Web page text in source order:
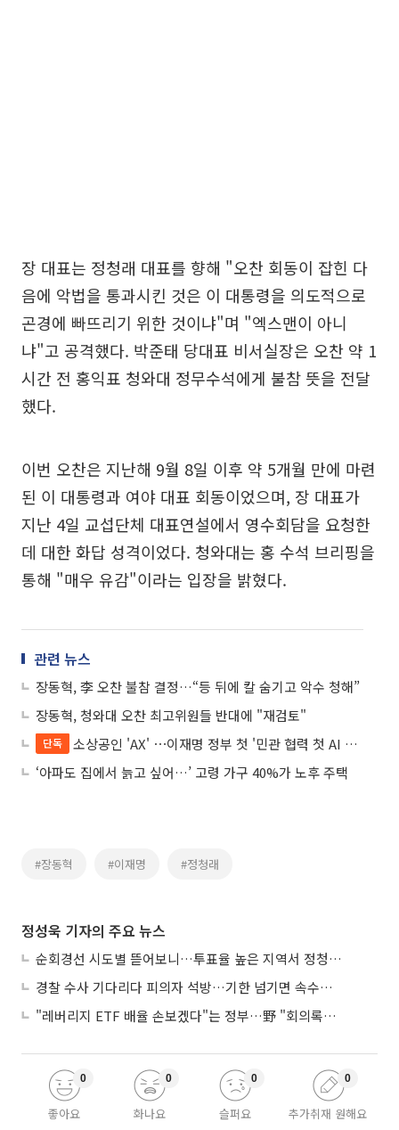
장 대표는 정청래 대표를 향해 "오찬 회동이 잡힌 다
음에 악법을 통과시킨 것은 이 대통령을 의도적으로
곤경에 빠뜨리기 위한 것이냐"며 "엑스맨이 아니
냐"고 공격했다. 박준태 당대표 비서실장은 오찬 약 1
시간 전 홍익표 청와대 정무수석에게 불참 뜻을 전달
했다.
이번 오찬은 지난해 9월 8일 이후 약 5개월 만에 마련
된 이 대통령과 여야 대표 회동이었으며, 장 대표가
지난 4일 교섭단체 대표연설에서 영수회담을 요청한
데 대한 화답 성격이었다. 청와대는 홍 수석 브리핑을
통해 "매우 유감"이라는 입장을 밝혔다.
관련 뉴스
장동혁, 李 오찬 불참 결정…“등 뒤에 칼 숨기고 악수 청해”
장동혁, 청와대 오찬 최고위원들 반대에 "재검토"
단독
소상공인 'AX' ⋯이재명 정부 첫 '민관 협력 첫 AI 모델' 된다
‘아파도 집에서 늙고 싶어…’ 고령 가구 40%가 노후 주택
#장동혁 #이재명 #정청래
정성욱 기자의 주요 뉴스
순회경선 시도별 뜯어보니…투표율 높은 지역서 정청래 강세
경찰 수사 기다리다 피의자 석방…기한 넘기면 속수무책
"레버리지 ETF 배율 손보겠다"는 정부…野 "회의록부터 내놔야"
좋아요
0
화나요
0
슬퍼요
0
추가취재 원해요
0